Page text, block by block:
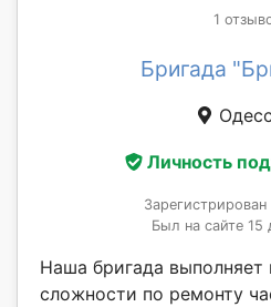
1
Бригада
Личность
Зарегистрирован
Был на сайте 15
Наша бригада выполняет
сложности по ремонту